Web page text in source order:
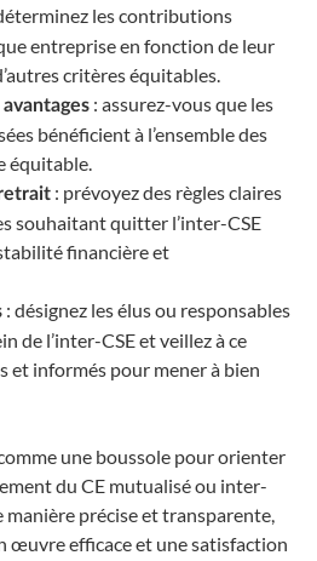
les contributions
entreprise en fonction de leur
critères équitables.
: assurez-vous que les
bénéficient à l’ensemble des
équitable.
: prévoyez des règles claires
souhaitant quitter l’inter-CSE
financière et
: désignez les élus ou responsables
de l’inter-CSE et veillez à ce
et informés pour mener à bien
une boussole pour orienter
du CE mutualisé ou inter-
manière précise et transparente,
œuvre efficace et une satisfaction